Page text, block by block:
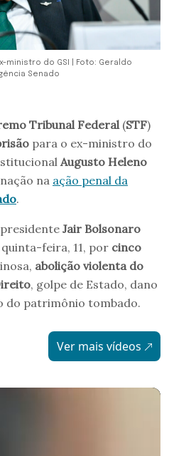
ministro do GSI | Foto: Geraldo
Senado
Tribunal Federal (STF)
para o ex-ministro do
Augusto Heleno
na ação penal da
.
Jair Bolsonaro
feira, 11, por cinco
abolição violenta do
, golpe de Estado, dano
do patrimônio tombado.
Ver mais vídeos